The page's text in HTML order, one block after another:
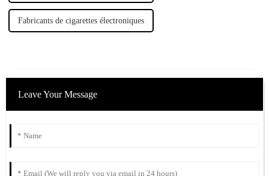
Fabricants de cigarettes électroniques
Leave Your Message